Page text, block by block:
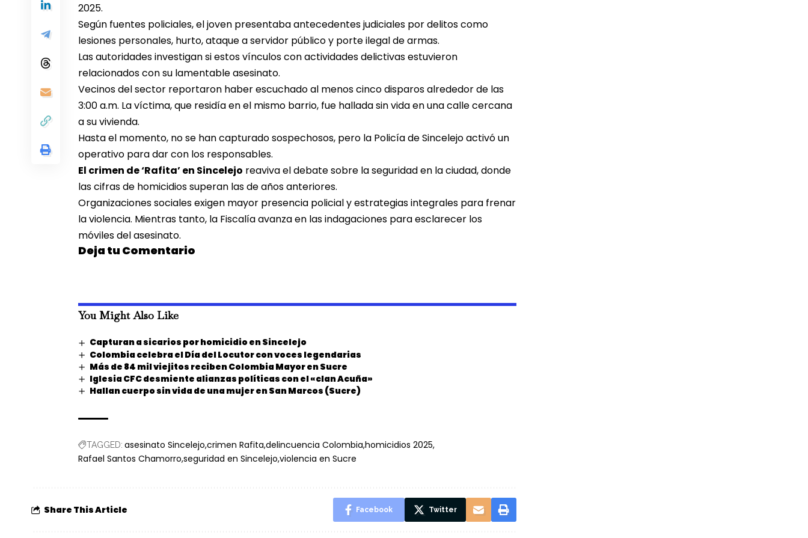
2025.
Según fuentes policiales, el joven presentaba antecedentes judiciales por delitos como
lesiones personales, hurto, ataque a servidor público y porte ilegal de armas.
Las autoridades investigan si estos vínculos con actividades delictivas estuvieron
relacionados con su lamentable asesinato.
Vecinos del sector reportaron haber escuchado al menos cinco disparos alrededor de las
3:00 a.m. La víctima, que residía en el mismo barrio, fue hallada sin vida en una calle cercana
a su vivienda.
Hasta el momento, no se han capturado sospechosos, pero la Policía de Sincelejo activó un
operativo para dar con los responsables.
El crimen de ‘Rafita’ en Sincelejo reaviva el debate sobre la seguridad en la ciudad, donde
las cifras de homicidios superan las de años anteriores.
Organizaciones sociales exigen mayor presencia policial y estrategias integrales para frenar
la violencia. Mientras tanto, la Fiscalía avanza en las indagaciones para esclarecer los
móviles del asesinato.
Deja tu Comentario
You Might Also Like
Capturan a sicarios por homicidio en Sincelejo
Colombia celebra el Día del Locutor con voces legendarias
Más de 84 mil viejitos reciben Colombia Mayor en Sucre
Iglesia CFC desmiente alianzas políticas con el «clan Acuña»
Hallan cuerpo sin vida de una mujer en San Marcos (Sucre)
TAGGED: asesinato Sincelejo crimen Rafita delincuencia Colombia homicidios 2025
Rafael Santos Chamorro seguridad en Sincelejo violencia en Sucre
Share This Article Facebook Twitter